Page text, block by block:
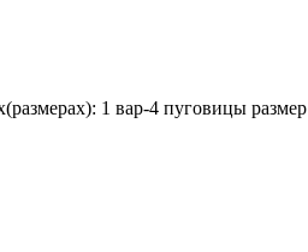
1 вар-4 пуговицы